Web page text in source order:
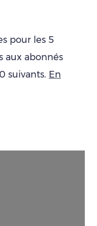
pour les 5
aux abonnés
suivants. En